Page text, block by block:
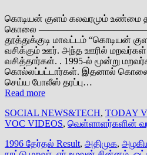
கொடியன் குளம் கலவரமும் உண்மை
கொலை
தூத்துக்குடி மாவட்டம் “கொடியன்
வசிக்கும் ஊர். அந்த ஊரில் மறவர்கள்
வசித்தார்கள். . 1995-ல் மூன்று
கொல்லப்பட்டார்கள். இதனால்
செய்ய போலீஸ் தரப்பு…
Read more
SOCIAL NEWS&TECH, TODAY
VOC VIDEOS, வெள்ளாளர்களின்
1996 தேர்தல் Result, அதிமுக,